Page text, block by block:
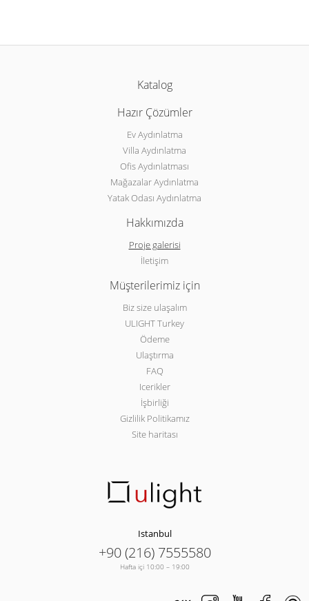
Katalog
Hazır Çözümler
Ev Aydınlatma
Villa Aydınlatma
Ofis Aydınlatması
Mağazalar Aydınlatma
Yatak Odası Aydınlatma
Hakkımızda
Proje galerisi
İletişim
Müşterilerimiz için
Biz size ulaşalım
ULIGHT Turkey
Ödeme
Ulaştırma
FAQ
Icerikler
İşbirliği
Gizlilik Politikamız
Site haritası
Istanbul
+90 (216) 7555580
Hafta içi 10:00 – 19:00